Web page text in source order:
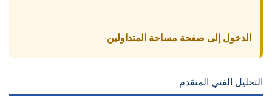
الدخول إلى صفحة مساحة المتداولين
التحليل الفني المتقدم